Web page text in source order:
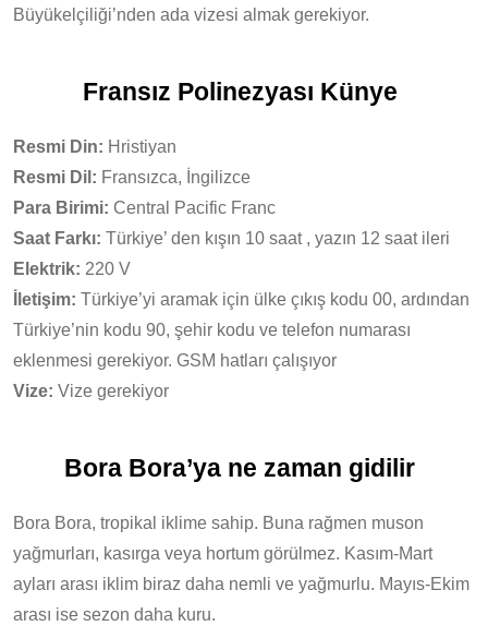
Büyükelçiliği’nden ada vizesi almak gerekiyor.
Fransız Polinezyası Künye
Resmi Din: Hristiyan
Resmi Dil: Fransızca, İngilizce
Para Birimi: Central Pacific Franc
Saat Farkı: Türkiye’ den kışın 10 saat , yazın 12 saat ileri
Elektrik: 220 V
İletişim: Türkiye’yi aramak için ülke çıkış kodu 00, ardından
Türkiye’nin kodu 90, şehir kodu ve telefon numarası
eklenmesi gerekiyor. GSM hatları çalışıyor
Vize: Vize gerekiyor
Bora Bora’ya ne zaman gidilir
Bora Bora, tropikal iklime sahip. Buna rağmen muson
yağmurları, kasırga veya hortum görülmez. Kasım-Mart
ayları arası iklim biraz daha nemli ve yağmurlu. Mayıs-Ekim
arası ise sezon daha kuru.